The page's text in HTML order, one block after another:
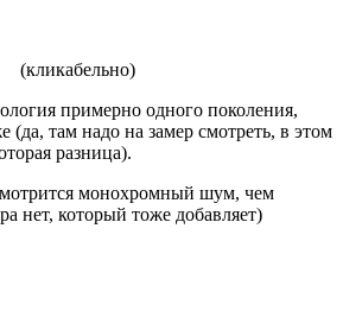
(кликабельно)
примерно одного поколения,
там надо на замер смотреть, в этом
разница).
монохромный шум, чем
нет, который тоже добавляет)